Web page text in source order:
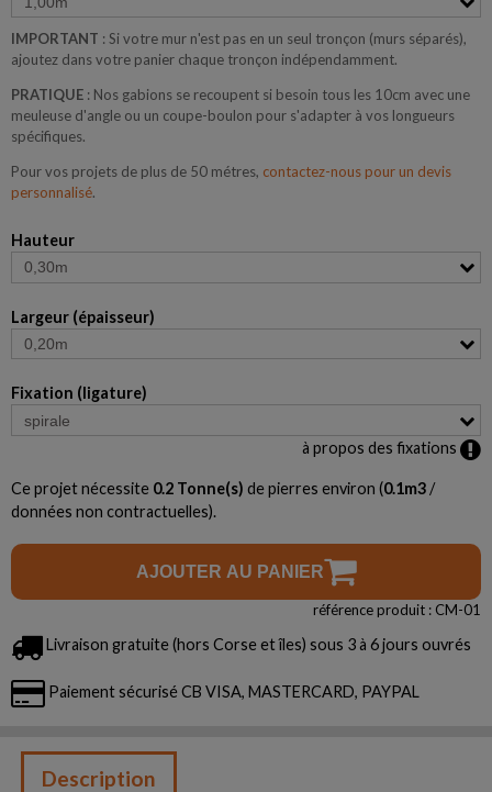
IMPORTANT : Si votre mur n'est pas en un seul tronçon (murs séparés),
ajoutez dans votre panier chaque tronçon indépendamment.
PRATIQUE : Nos gabions se recoupent si besoin tous les 10cm avec une
meuleuse d'angle ou un coupe-boulon pour s'adapter à vos longueurs
spécifiques.
Pour vos projets de plus de 50 métres, contactez-nous pour un devis
personnalisé.
Hauteur
Largeur (épaisseur)
Fixation (ligature)
à propos des fixations
Ce projet nécessite 0.2 Tonne(s) de pierres environ (0.1m3 /
données non contractuelles).
AJOUTER AU PANIER
référence produit : CM-01
Livraison gratuite (hors Corse et îles) sous 3 à 6 jours ouvrés
Paiement sécurisé CB VISA, MASTERCARD, PAYPAL
Description